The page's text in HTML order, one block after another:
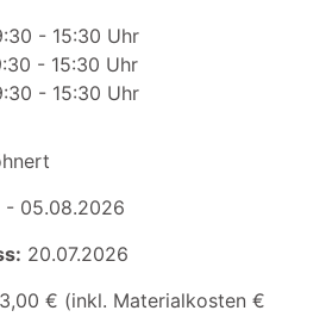
- 15:30 Uhr
- 15:30 Uhr
- 15:30 Uhr
- 05.08.2026
20.07.2026
€ (inkl. Materialkosten €